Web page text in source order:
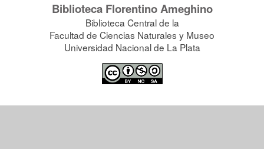
Biblioteca Florentino Ameghino
Biblioteca Central de la
Facultad de Ciencias Naturales y Museo
Universidad Nacional de La Plata